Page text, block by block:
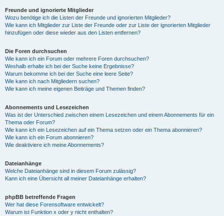
Freunde und ignorierte Mitglieder
Wozu benötige ich die Listen der Freunde und ignorierten Mitglieder?
Wie kann ich Mitglieder zur Liste der Freunde oder zur Liste der ignorierten Mitglieder
hinzufügen oder diese wieder aus den Listen entfernen?
Die Foren durchsuchen
Wie kann ich ein Forum oder mehrere Foren durchsuchen?
Weshalb erhalte ich bei der Suche keine Ergebnisse?
Warum bekomme ich bei der Suche eine leere Seite?
Wie kann ich nach Mitgliedern suchen?
Wie kann ich meine eigenen Beiträge und Themen finden?
Abonnements und Lesezeichen
Was ist der Unterschied zwischen einem Lesezeichen und einem Abonnements für ein
Thema oder Forum?
Wie kann ich ein Lesezeichen auf ein Thema setzen oder ein Thema abonnieren?
Wie kann ich ein Forum abonnieren?
Wie deaktiviere ich meine Abonnements?
Dateianhänge
Welche Dateianhänge sind in diesem Forum zulässig?
Kann ich eine Übersicht all meiner Dateianhänge erhalten?
phpBB betreffende Fragen
Wer hat diese Forensoftware entwickelt?
Warum ist Funktion x oder y nicht enthalten?